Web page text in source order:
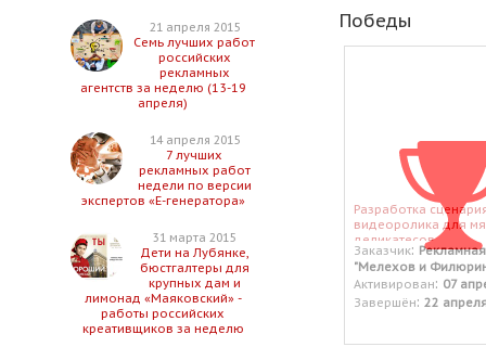
21 апреля 2015
Семь лучших работ
российских
рекламных
агентств за неделю (13-19
апреля)
14 апреля 2015
7 лучших
рекламных работ
недели по версии
экспертов «Е-генератора»
31 марта 2015
Дети на Лубянке,
бюстгалтеры для
крупных дам и
лимонад «Маяковский» -
работы российских
креативщиков за неделю
Победы
Разработка
видеоролика для
деликатесов.
Заказчик:
"Мелехов и
Активирован: 07
Завершён: 22